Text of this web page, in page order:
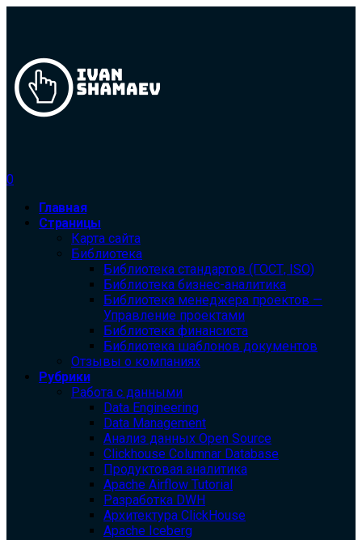
0
Главная
Страницы
Карта сайта
Библиотека
Библиотека cтандартов (ГОСТ, ISO)
Библиотека бизнес-аналитика
Библиотека менеджера проектов —
Управление проектами
Библиотека финансиста
Библиотека шаблонов документов
Отзывы о компаниях
Рубрики
Работа с данными
Data Engineering
Data Management
Анализ данных Open Source
Clickhouse Columnar Database
Продуктовая аналитика
Apache Airflow Tutorial
Разработка DWH
Архитектура ClickHouse
Apache Iceberg